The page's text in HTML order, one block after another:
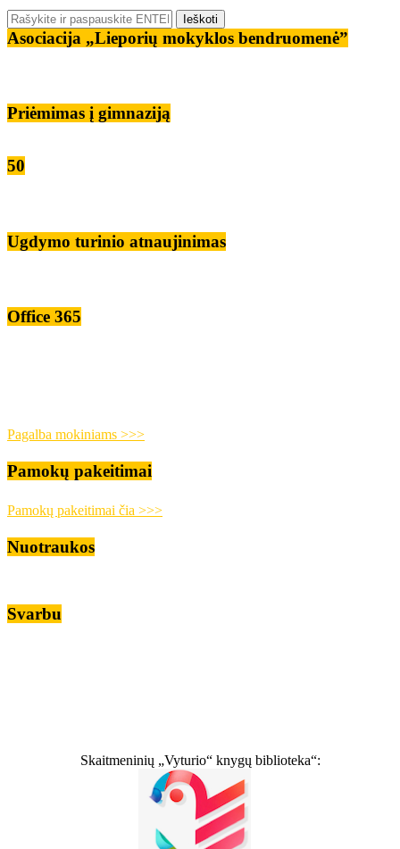
Asociacija „Lieporių mokyklos bendruomenė”
Priėmimas į gimnaziją
50
Ugdymo turinio atnaujinimas
Office 365
Pagalba mokiniams >>>
Pamokų pakeitimai
Pamokų pakeitimai čia >>>
Nuotraukos
Svarbu
Skaitmeninių „Vyturio“ knygų biblioteka“: